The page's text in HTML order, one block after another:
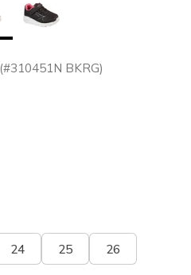
(#310451N BKRG)
24 25 26